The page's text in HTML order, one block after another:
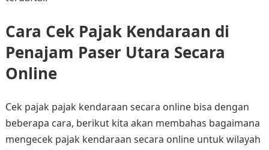
Cara Cek Pajak Kendaraan di
Penajam Paser Utara Secara
Online
Cek pajak pajak kendaraan secara online bisa dengan
beberapa cara, berikut kita akan membahas bagaimana
mengecek pajak kendaraan secara online untuk wilayah